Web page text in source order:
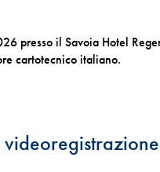
presso il Savoia Hotel
cartotecnico italiano.